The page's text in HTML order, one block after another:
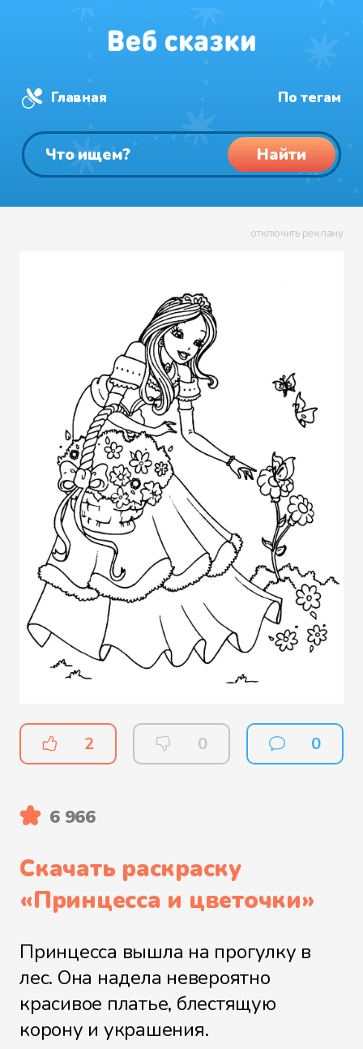
Главная По тегам
Найти
отключить рекламу
2 0 0
6 966
Скачать раскраску
«Принцесса и цветочки»
Принцесса вышла на прогулку в
лес. Она надела невероятно
красивое платье, блестящую
корону и украшения.